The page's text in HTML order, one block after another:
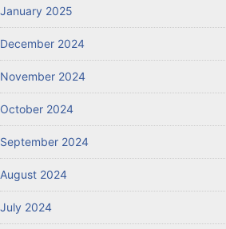
January 2025
December 2024
November 2024
October 2024
September 2024
August 2024
July 2024